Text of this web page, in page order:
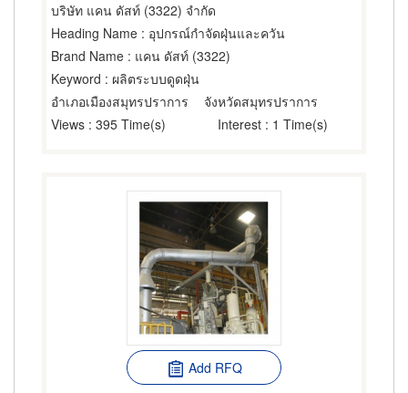
บริษัท แคน ดัสท์ (3322) จำกัด
Heading Name : อุปกรณ์กำจัดฝุ่นและควัน
Brand Name : แคน ดัสท์ (3322)
Keyword : ผลิตระบบดูดฝุ่น
อำเภอเมืองสมุทรปราการ
จังหวัดสมุทรปราการ
Views : 395 Time(s) Interest : 1 Time(s)
Add RFQ